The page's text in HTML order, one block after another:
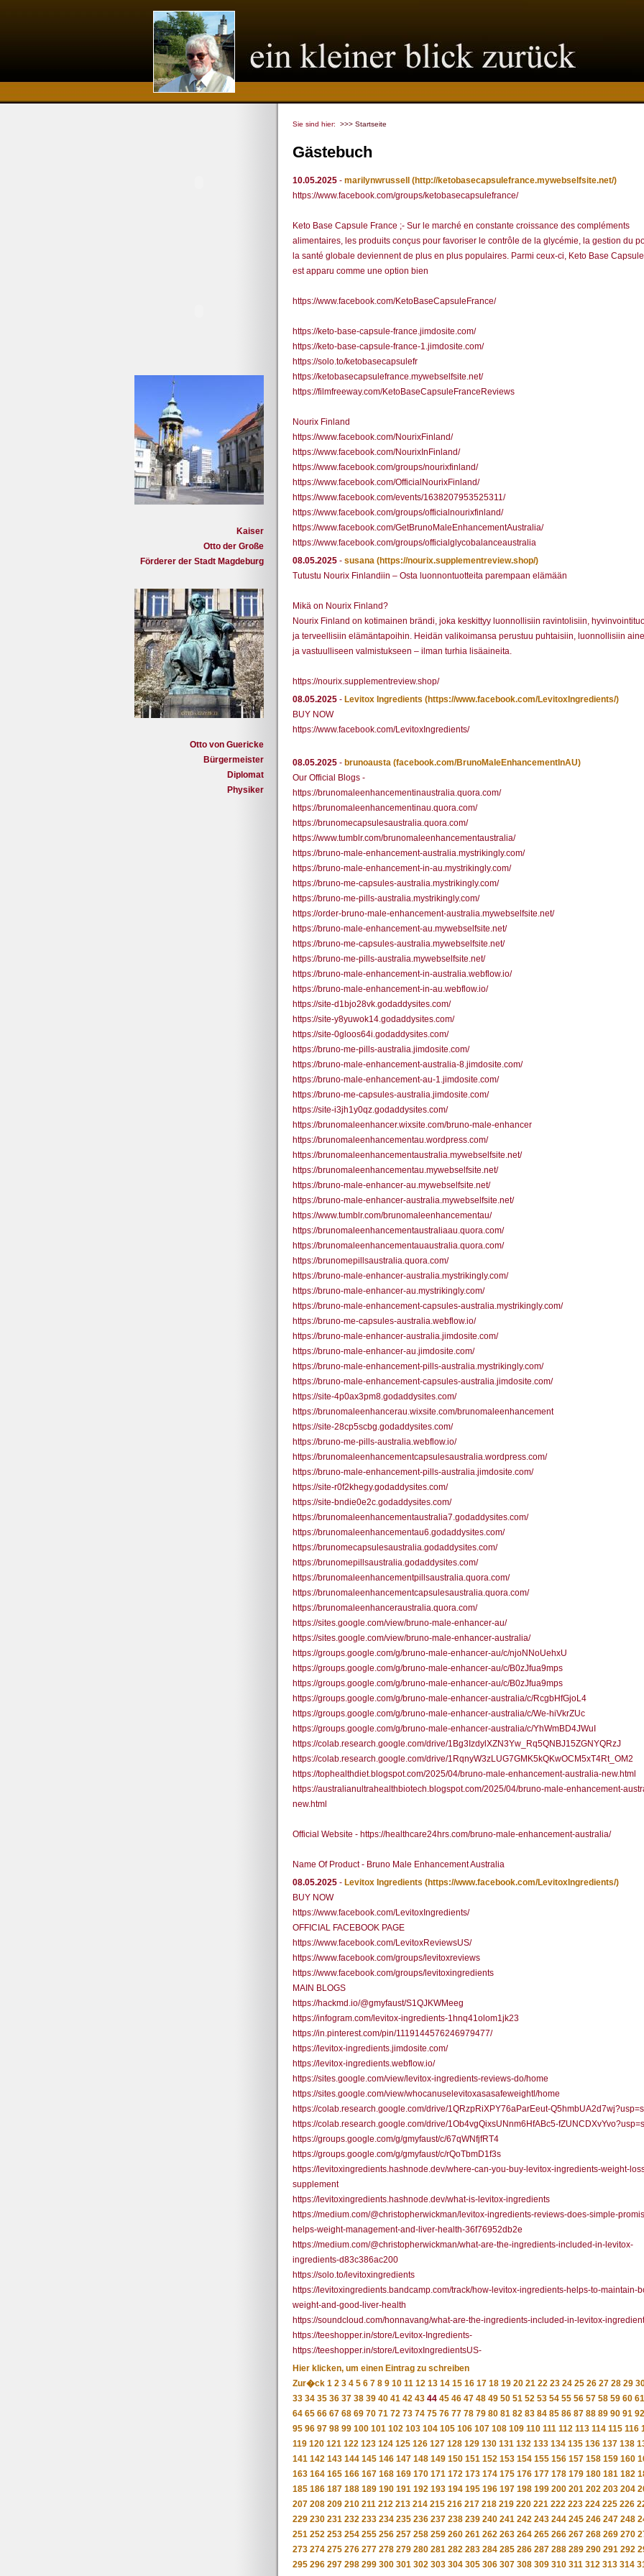
Kaiser
Otto der Große
Förderer der Stadt Magdeburg
Otto von Guericke
Bürgermeister
Diplomat
Physiker
Sie sind hier: >>> Startseite
Gästebuch
10.05.2025 - marilynwrussell
(http://ketobasecapsulefrance.mywebselfsite.net/)
https://www.facebook.com/groups/ketobasecapsulefrance/
Keto Base Capsule France ;- Sur le marché en constante croissance des compléments
alimentaires, les produits conçus pour favoriser le contrôle de la glycémie, la gestion du
la santé globale deviennent de plus en plus populaires. Parmi ceux-ci, Keto Base
est apparu comme une option bien
https://www.facebook.com/KetoBaseCapsuleFrance/
https://keto-base-capsule-france.jimdosite.com/
https://keto-base-capsule-france-1.jimdosite.com/
https://solo.to/ketobasecapsulefr
https://ketobasecapsulefrance.mywebselfsite.net/
https://filmfreeway.com/KetoBaseCapsuleFranceReviews
Nourix Finland
https://www.facebook.com/NourixFinland/
https://www.facebook.com/NourixInFinland/
https://www.facebook.com/groups/nourixfinland/
https://www.facebook.com/OfficialNourixFinland/
https://www.facebook.com/events/1638207953525311/
https://www.facebook.com/groups/officialnourixfinland/
https://www.facebook.com/GetBrunoMaleEnhancementAustralia/
https://www.facebook.com/groups/officialglycobalanceaustralia
08.05.2025 - susana (https://nourix.supplementreview.shop/)
Tutustu Nourix Finlandiin – Osta luonnontuotteita parempaan elämään
Mikä on Nourix Finland?
Nourix Finland on kotimainen brändi, joka keskittyy luonnollisiin ravintolisiin,
ja terveellisiin elämäntapoihin. Heidän valikoimansa perustuu puhtaisiin, luonnollisiin
ja vastuulliseen valmistukseen – ilman turhia lisäaineita.
https://nourix.supplementreview.shop/
08.05.2025 - Levitox Ingredients (https://www.facebook.com/LevitoxIngredients/)
BUY NOW
https://www.facebook.com/LevitoxIngredients/
08.05.2025 - brunoausta (facebook.com/BrunoMaleEnhancementInAU)
Our Official Blogs -
https://brunomaleenhancementinaustralia.quora.com/
https://brunomaleenhancementinau.quora.com/
https://brunomecapsulesaustralia.quora.com/
https://www.tumblr.com/brunomaleenhancementaustralia/
https://bruno-male-enhancement-australia.mystrikingly.com/
https://bruno-male-enhancement-in-au.mystrikingly.com/
https://bruno-me-capsules-australia.mystrikingly.com/
https://bruno-me-pills-australia.mystrikingly.com/
https://order-bruno-male-enhancement-australia.mywebselfsite.net/
https://bruno-male-enhancement-au.mywebselfsite.net/
https://bruno-me-capsules-australia.mywebselfsite.net/
https://bruno-me-pills-australia.mywebselfsite.net/
https://bruno-male-enhancement-in-australia.webflow.io/
https://bruno-male-enhancement-in-au.webflow.io/
https://site-d1bjo28vk.godaddysites.com/
https://site-y8yuwok14.godaddysites.com/
https://site-0gloos64i.godaddysites.com/
https://bruno-me-pills-australia.jimdosite.com/
https://bruno-male-enhancement-australia-8.jimdosite.com/
https://bruno-male-enhancement-au-1.jimdosite.com/
https://bruno-me-capsules-australia.jimdosite.com/
https://site-i3jh1y0qz.godaddysites.com/
https://brunomaleenhancer.wixsite.com/bruno-male-enhancer
https://brunomaleenhancementau.wordpress.com/
https://brunomaleenhancementaustralia.mywebselfsite.net/
https://brunomaleenhancementau.mywebselfsite.net/
https://bruno-male-enhancer-au.mywebselfsite.net/
https://bruno-male-enhancer-australia.mywebselfsite.net/
https://www.tumblr.com/brunomaleenhancementau/
https://brunomaleenhancementaustraliaau.quora.com/
https://brunomaleenhancementauaustralia.quora.com/
https://brunomepillsaustralia.quora.com/
https://bruno-male-enhancer-australia.mystrikingly.com/
https://bruno-male-enhancer-au.mystrikingly.com/
https://bruno-male-enhancement-capsules-australia.mystrikingly.com/
https://bruno-me-capsules-australia.webflow.io/
https://bruno-male-enhancer-australia.jimdosite.com/
https://bruno-male-enhancer-au.jimdosite.com/
https://bruno-male-enhancement-pills-australia.mystrikingly.com/
https://bruno-male-enhancement-capsules-australia.jimdosite.com/
https://site-4p0ax3pm8.godaddysites.com/
https://brunomaleenhancerau.wixsite.com/brunomaleenhancement
https://site-28cp5scbg.godaddysites.com/
https://bruno-me-pills-australia.webflow.io/
https://brunomaleenhancementcapsulesaustralia.wordpress.com/
https://bruno-male-enhancement-pills-australia.jimdosite.com/
https://site-r0f2khegy.godaddysites.com/
https://site-bndie0e2c.godaddysites.com/
https://brunomaleenhancementaustralia7.godaddysites.com/
https://brunomaleenhancementau6.godaddysites.com/
https://brunomecapsulesaustralia.godaddysites.com/
https://brunomepillsaustralia.godaddysites.com/
https://brunomaleenhancementpillsaustralia.quora.com/
https://brunomaleenhancementcapsulesaustralia.quora.com/
https://brunomaleenhanceraustralia.quora.com/
https://sites.google.com/view/bruno-male-enhancer-au/
https://sites.google.com/view/bruno-male-enhancer-australia/
https://groups.google.com/g/bruno-male-enhancer-au/c/njoNNoUehxU
https://groups.google.com/g/bruno-male-enhancer-au/c/B0zJfua9mps
https://groups.google.com/g/bruno-male-enhancer-au/c/B0zJfua9mps
https://groups.google.com/g/bruno-male-enhancer-australia/c/RcgbHfGjoL4
https://groups.google.com/g/bruno-male-enhancer-australia/c/We-hiVkrZUc
https://groups.google.com/g/bruno-male-enhancer-australia/c/YhWmBD4JWuI
https://colab.research.google.com/drive/1Bg3IzdylXZN3Yw_Rq5QNBJ15ZGNYQRzJ
https://colab.research.google.com/drive/1RqnyW3zLUG7GMK5kQKwOCM5xT4Rt_OM2
https://tophealthdiet.blogspot.com/2025/04/bruno-male-enhancement-australia-new.html
https://australianultrahealthbiotech.blogspot.com/2025/04/bruno-male-enhancement-
new.html
Official Website - https://healthcare24hrs.com/bruno-male-enhancement-australia/
Name Of Product - Bruno Male Enhancement Australia
08.05.2025 - Levitox Ingredients (https://www.facebook.com/LevitoxIngredients/)
BUY NOW
https://www.facebook.com/LevitoxIngredients/
OFFICIAL FACEBOOK PAGE
https://www.facebook.com/LevitoxReviewsUS/
https://www.facebook.com/groups/levitoxreviews
https://www.facebook.com/groups/levitoxingredients
MAIN BLOGS
https://hackmd.io/@gmyfaust/S1QJKWMeeg
https://infogram.com/levitox-ingredients-1hnq41olom1jk23
https://in.pinterest.com/pin/1119144576246979477/
https://levitox-ingredients.jimdosite.com/
https://levitox-ingredients.webflow.io/
https://sites.google.com/view/levitox-ingredients-reviews-do/home
https://sites.google.com/view/whocanuselevitoxasasafeweightl/home
https://colab.research.google.com/drive/1QRzpRiXPY76aParEeut-
https://colab.research.google.com/drive/1Ob4vgQixsUNnm6HfABc5-
https://groups.google.com/g/gmyfaust/c/67qWNfjfRT4
https://groups.google.com/g/gmyfaust/c/rQoTbmD1f3s
https://levitoxingredients.hashnode.dev/where-can-you-buy-levitox-ingredients-weight-
supplement
https://levitoxingredients.hashnode.dev/what-is-levitox-ingredients
https://medium.com/@christopherwickman/levitox-ingredients-reviews-does-simple-
helps-weight-management-and-liver-health-36f76952db2e
https://medium.com/@christopherwickman/what-are-the-ingredients-included-in-levitox-
ingredients-d83c386ac200
https://solo.to/levitoxingredients
https://levitoxingredients.bandcamp.com/track/how-levitox-ingredients-helps-to-maintain-
weight-and-good-liver-health
https://soundcloud.com/honnavang/what-are-the-ingredients-included-in-levitox-
https://teeshopper.in/store/Levitox-Ingredients-
https://teeshopper.in/store/LevitoxIngredientsUS-
Hier klicken, um einen Eintrag zu schreiben
Zur�ck 1 2 3 4 5 6 7 8 9 10 11 12 13 14 15 16 17 18 19 20 21 22 23 24 25 26 27 28 29
33 34 35 36 37 38 39 40 41 42 43 44 45 46 47 48 49 50 51 52 53 54 55 56 57 58 59 60 61
64 65 66 67 68 69 70 71 72 73 74 75 76 77 78 79 80 81 82 83 84 85 86 87 88 89 90 91 92
95 96 97 98 99 100 101 102 103 104 105 106 107 108 109 110 111 112 113 114 115 116
119 120 121 122 123 124 125 126 127 128 129 130 131 132 133 134 135 136 137 138
141 142 143 144 145 146 147 148 149 150 151 152 153 154 155 156 157 158 159 160
163 164 165 166 167 168 169 170 171 172 173 174 175 176 177 178 179 180 181 182
185 186 187 188 189 190 191 192 193 194 195 196 197 198 199 200 201 202 203 204
207 208 209 210 211 212 213 214 215 216 217 218 219 220 221 222 223 224 225 226
229 230 231 232 233 234 235 236 237 238 239 240 241 242 243 244 245 246 247 248
251 252 253 254 255 256 257 258 259 260 261 262 263 264 265 266 267 268 269 270
273 274 275 276 277 278 279 280 281 282 283 284 285 286 287 288 289 290 291 292
295 296 297 298 299 300 301 302 303 304 305 306 307 308 309 310 311 312 313 314